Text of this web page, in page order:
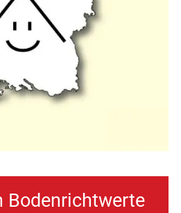
Bodenrichtwerte